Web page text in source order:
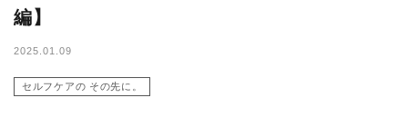
編】
2025.01.09
セルフケアの その先に。